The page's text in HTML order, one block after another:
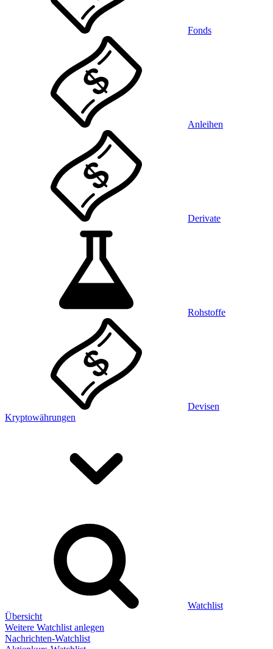
Fonds
Anleihen
Derivate
Rohstoffe
Devisen
Kryptowährungen
Watchlist
Übersicht
Weitere Watchlist anlegen
Nachrichten-Watchlist